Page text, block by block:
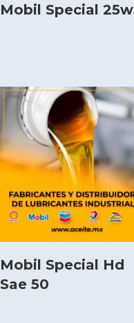
Mobil Special
Mobil Special Hd
Sae 50